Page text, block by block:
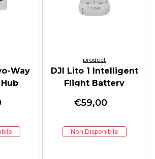
Way
product
DJI Lito 1 Intelligent
Flight Battery
€59,00
Non Disponibile